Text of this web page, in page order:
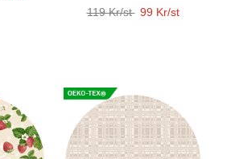
119 Kr/st 99 Kr/st